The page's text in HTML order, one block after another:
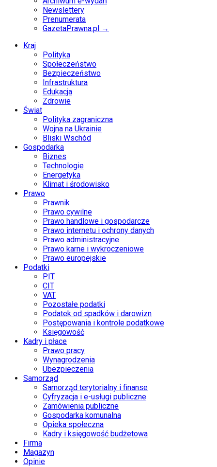
Newslettery
Prenumerata
GazetaPrawna.pl →
Kraj
Polityka
Społeczeństwo
Bezpieczeństwo
Infrastruktura
Edukacja
Zdrowie
Świat
Polityka zagraniczna
Wojna na Ukrainie
Bliski Wschód
Gospodarka
Biznes
Technologie
Energetyka
Klimat i środowisko
Prawo
Prawnik
Prawo cywilne
Prawo handlowe i gospodarcze
Prawo internetu i ochrony danych
Prawo administracyjne
Prawo karne i wykroczeniowe
Prawo europejskie
Podatki
PIT
CIT
VAT
Pozostałe podatki
Podatek od spadków i darowizn
Postępowania i kontrole podatkowe
Księgowość
Kadry i płace
Prawo pracy
Wynagrodzenia
Ubezpieczenia
Samorząd
Samorząd terytorialny i finanse
Cyfryzacja i e-usługi publiczne
Zamówienia publiczne
Gospodarka komunalna
Opieka społeczna
Kadry i księgowość budżetowa
Firma
Magazyn
Opinie